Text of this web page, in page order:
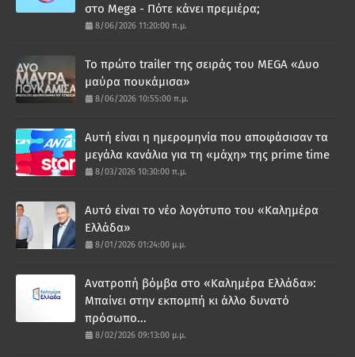
στο Mega - Πότε κάνει πρεμιέρα;
8/06/2026 11:20:00 π.μ.
Το πρώτο trailer της σειράς του MEGA «Δυο
μαύρα πουκάμισα»
8/06/2026 10:55:00 π.μ.
Αυτή είναι η ημερομηνία που αποφάσισαν τα
μεγάλα κανάλια για τη «μάχη» της prime time
8/03/2026 10:30:00 π.μ.
Αυτό είναι το νέο λογότυπο του «Καλημέρα
Ελλάδα»
8/01/2026 01:24:00 μ.μ.
Ανατροπή βόμβα στο «Καλημέρα Ελλάδα»:
Μπαίνει στην εκπομπή κι άλλο δυνατό
πρόσωπο...
8/02/2026 09:13:00 μ.μ.